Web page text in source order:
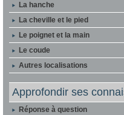
La hanche
La cheville et le pied
Le poignet et la main
Le coude
Autres localisations
Approfondir ses
Réponse à question